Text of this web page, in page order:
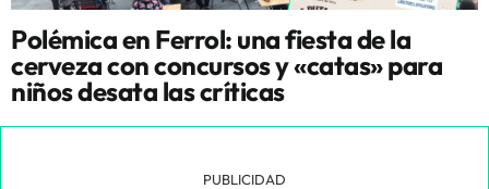
Polémica en Ferrol: una fiesta de la
cerveza con concursos y «catas» para
niños desata las críticas
PUBLICIDAD